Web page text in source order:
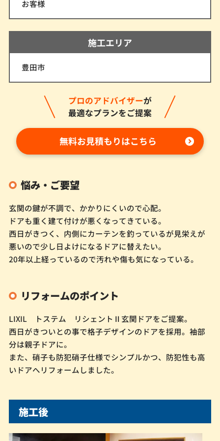
お客様
施工エリア
豊田市
プロのアドバイザーが
最適なプランをご提案
無料お見積もりはこちら
悩み・ご要望
玄関の鍵が不調で、かかりにくいので心配。
ドアも重く建て付けが悪くなってきている。
西日がきつく、内側にカーテンを釣っているが見栄えが
悪いので少し日よけになるドアに替えたい。
20年以上経っているので汚れや傷も気になっている。
リフォームのポイント
LIXIL トステム リシェントⅡ玄関ドアをご提案。
西日がきついとの事で格子デザインのドアを採用。袖部
分は親子ドアに。
また、硝子も防犯硝子仕様でシンプルかつ、防犯性も高
いドアへリフォームしました。
施工後